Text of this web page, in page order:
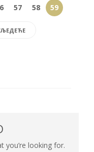
57 58 59
you’re looking for.